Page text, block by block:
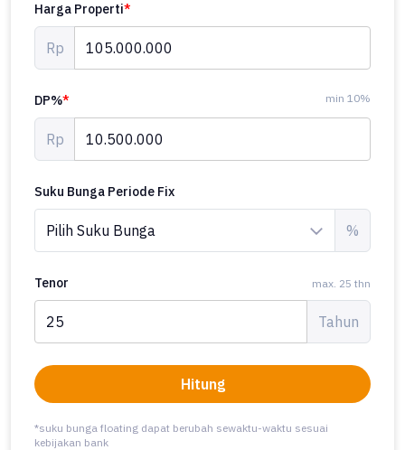
Harga Properti*
Rp
DP%* min 10%
Rp
Suku Bunga Periode Fix
%
Tenor max. 25 thn
Tahun
Hitung
*suku bunga floating dapat berubah sewaktu-waktu sesuai
kebijakan bank